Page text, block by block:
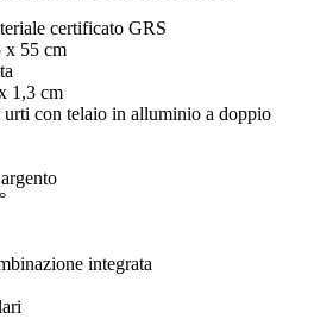
certificato GRS
x 55 cm
1,3 cm
urti con telaio in alluminio a doppio
integrata